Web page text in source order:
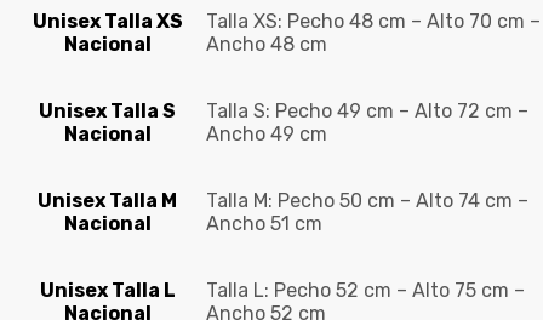
Unisex Talla XS
Nacional
Talla XS: Pecho 48 cm – Alto 70 cm –
Ancho 48 cm
Unisex Talla S
Nacional
Talla S: Pecho 49 cm – Alto 72 cm –
Ancho 49 cm
Unisex Talla M
Nacional
Talla M: Pecho 50 cm – Alto 74 cm –
Ancho 51 cm
Unisex Talla L
Nacional
Talla L: Pecho 52 cm – Alto 75 cm –
Ancho 52 cm